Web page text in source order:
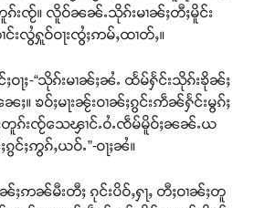
ၵ်းၸႂ်။ လိူဝ်ၼၼ်ႉသိုၵ်းမၢၼ်ႈတီႈမိူင်း
င်းလွႆႁူဝ်ဝႃးၸွႆႈဢမ်ႇထၢတ်ႇ။
ႃႈ-“သိုၵ်းမၢၼ်ႈၼႆႉ ထႅမ်ႁႅင်းသိုၵ်းၶိုၼ်ႈ
ေႈ။ ၶဝ်ႈမႃးၼႂ်းဝၢၼ်ႈၵွင်းဢဵၼ်ႁႅင်းမွၵ်ႈ
းတူၵ်းၸႂ်သေၾၢင်ႉဝႆႉၸဵမ်မိူဝ်ႈၼၼ်ႉယ
ၵွင်ႈဢွၵ်ႇယဝ်ႉ”-ဝႃႈၼႆ။
ဢၼ်မီးတီႈ ၵုင်းပိဝ်ႇႁႃႇ တီႈဝၢၼ်ႈတူ